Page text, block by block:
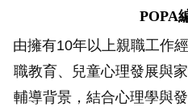
POPA
由擁有10年以上親職工作
職教育、兒童心理發展與
輔導背景，結合心理學與